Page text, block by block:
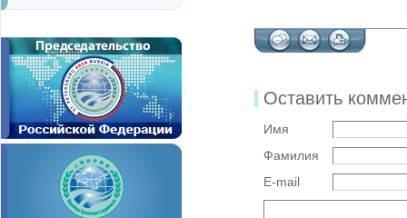
Оставить
Имя
Фамилия
E-mail